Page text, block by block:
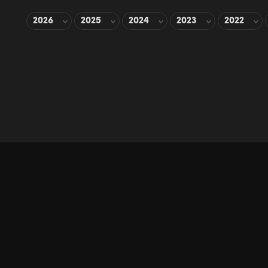
2026 2025 2024 2023 2022